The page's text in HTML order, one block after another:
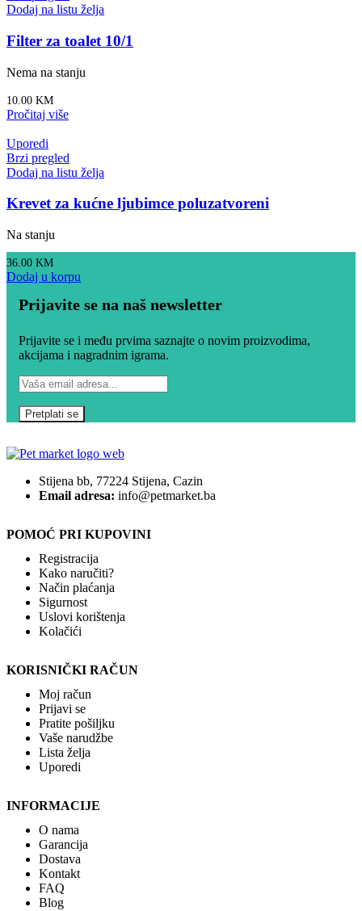
Dodaj na listu želja
Filter za toalet 10/1
Nema na stanju
10.00 KM
Pročitaj više
Uporedi
Brzi pregled
Dodaj na listu želja
Krevet za kućne ljubimce poluzatvoreni
Na stanju
36.00 KM
Dodaj u korpu
Prijavite se na naš newsletter
Prijavite se i među prvima saznajte o novim proizvodima,
akcijama i nagradnim igrama.
Stijena bb, 77224 Stijena, Cazin
Email adresa: info@petmarket.ba
POMOĆ PRI KUPOVINI
Registracija
Kako naručiti?
Način plaćanja
Sigurnost
Uslovi korištenja
Kolačići
KORISNIČKI RAČUN
Moj račun
Prijavi se
Pratite pošiljku
Vaše narudžbe
Lista želja
Uporedi
INFORMACIJE
O nama
Garancija
Dostava
Kontakt
FAQ
Blog